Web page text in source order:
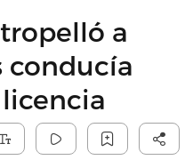
a
conducía